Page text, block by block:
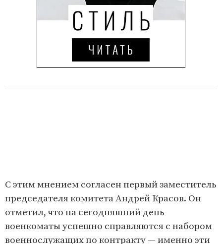
С этим мнением согласен первый заместитель
председателя комитета Андрей Красов. Он
отметил, что на сегодняшний день
военкоматы успешно справляются с набором
военнослужащих по контракту — именно эти